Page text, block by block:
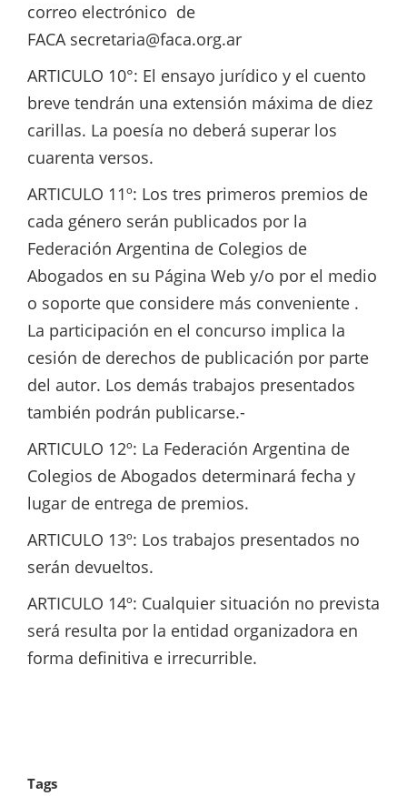
correo electrónico de
FACA secretaria@faca.org.ar
ARTICULO 10°: El ensayo jurídico y el cuento
breve tendrán una extensión máxima de diez
carillas. La poesía no deberá superar los
cuarenta versos.
ARTICULO 11º: Los tres primeros premios de
cada género serán publicados por la
Federación Argentina de Colegios de
Abogados en su Página Web y/o por el medio
o soporte que considere más conveniente .
La participación en el concurso implica la
cesión de derechos de publicación por parte
del autor. Los demás trabajos presentados
también podrán publicarse.-
ARTICULO 12º: La Federación Argentina de
Colegios de Abogados determinará fecha y
lugar de entrega de premios.
ARTICULO 13º: Los trabajos presentados no
serán devueltos.
ARTICULO 14º: Cualquier situación no prevista
será resulta por la entidad organizadora en
forma definitiva e irrecurrible.
Tags